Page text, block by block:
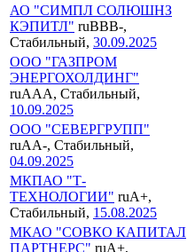
АО "СИМПЛ СОЛЮШНЗ
КЭПИТЛ" ruBBB-,
Стабильный, 30.09.2025
ООО "ГАЗПРОМ
ЭНЕРГОХОЛДИНГ"
ruAAA, Стабильный,
10.09.2025
ООО "СЕВЕРГРУПП"
ruAA-, Стабильный,
04.09.2025
МКПАО "Т-
ТЕХНОЛОГИИ" ruA+,
Стабильный, 15.08.2025
МКАО "СОВКО КАПИТАЛ
ПАРТНЕРС" ruA+,